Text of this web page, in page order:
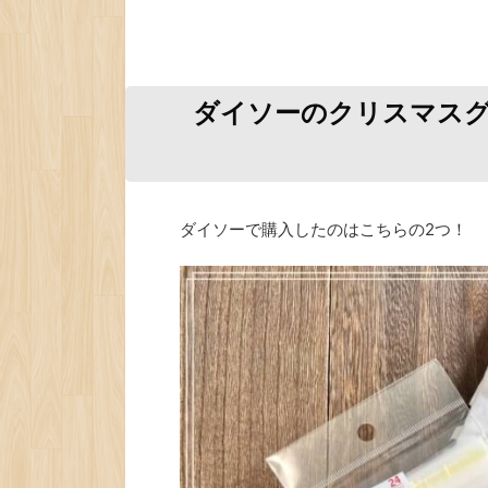
ダイソーのクリスマス
ダイソーで購入したのはこちらの2つ！